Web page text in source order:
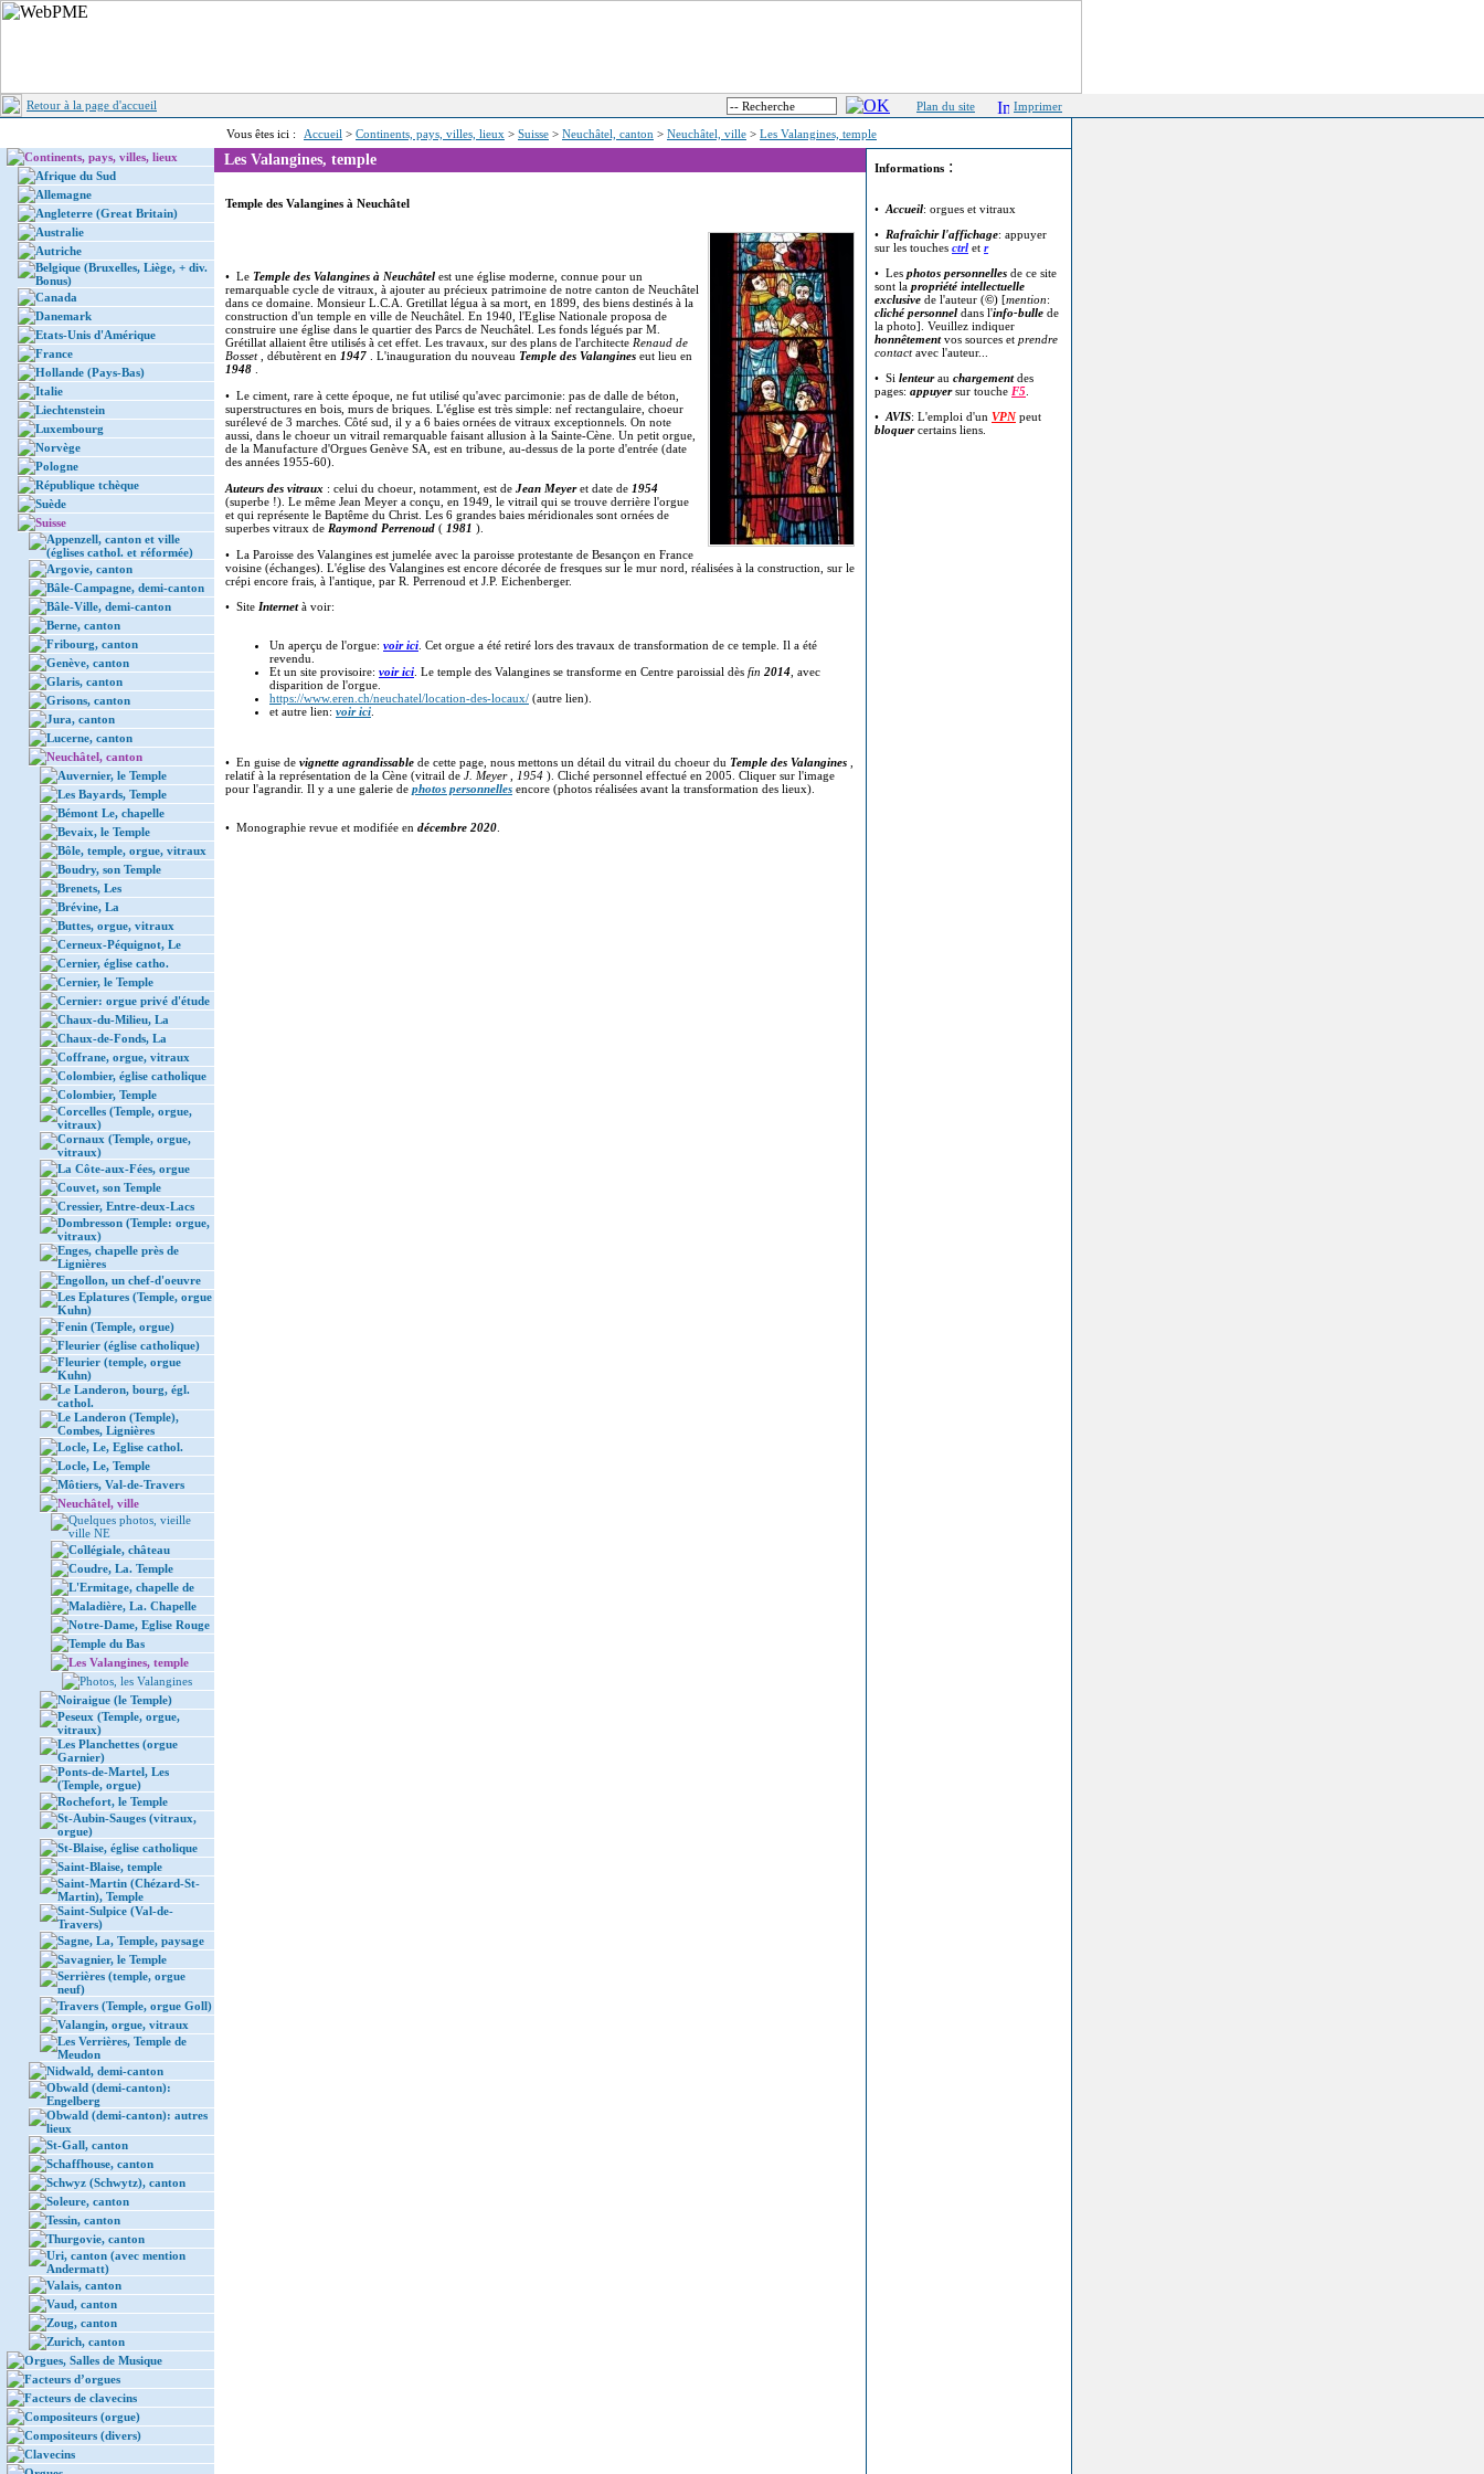
Retour à la page d'accueil Plan du site Imprimer
Vous êtes ici : Accueil > Continents, pays, villes, lieux > Suisse > Neuchâtel, canton > Neuchâtel, ville > Les Valangines, temple
Continents, pays, villes, lieux
Afrique du Sud
Allemagne
Angleterre (Great Britain)
Australie
Autriche
Belgique (Bruxelles, Liège, + div.
Bonus)
Canada
Danemark
Etats-Unis d'Amérique
France
Hollande (Pays-Bas)
Italie
Liechtenstein
Luxembourg
Norvège
Pologne
République tchèque
Suède
Suisse
Appenzell, canton et ville
(églises cathol. et réformée)
Argovie, canton
Bâle-Campagne, demi-canton
Bâle-Ville, demi-canton
Berne, canton
Fribourg, canton
Genève, canton
Glaris, canton
Grisons, canton
Jura, canton
Lucerne, canton
Neuchâtel, canton
Auvernier, le Temple
Les Bayards, Temple
Bémont Le, chapelle
Bevaix, le Temple
Bôle, temple, orgue, vitraux
Boudry, son Temple
Brenets, Les
Brévine, La
Buttes, orgue, vitraux
Cerneux-Péquignot, Le
Cernier, église catho.
Cernier, le Temple
Cernier: orgue privé d'étude
Chaux-du-Milieu, La
Chaux-de-Fonds, La
Coffrane, orgue, vitraux
Colombier, église catholique
Colombier, Temple
Corcelles (Temple, orgue,
vitraux)
Cornaux (Temple, orgue,
vitraux)
La Côte-aux-Fées, orgue
Couvet, son Temple
Cressier, Entre-deux-Lacs
Dombresson (Temple: orgue,
vitraux)
Enges, chapelle près de
Lignières
Engollon, un chef-d'oeuvre
Les Eplatures (Temple, orgue
Kuhn)
Fenin (Temple, orgue)
Fleurier (église catholique)
Fleurier (temple, orgue
Kuhn)
Le Landeron, bourg, égl.
cathol.
Le Landeron (Temple),
Combes, Lignières
Locle, Le, Eglise cathol.
Locle, Le, Temple
Môtiers, Val-de-Travers
Neuchâtel, ville
Quelques photos, vieille
ville NE
Collégiale, château
Coudre, La. Temple
L'Ermitage, chapelle de
Maladière, La. Chapelle
Notre-Dame, Eglise Rouge
Temple du Bas
Les Valangines, temple
Photos, les Valangines
Noiraigue (le Temple)
Peseux (Temple, orgue,
vitraux)
Les Planchettes (orgue
Garnier)
Ponts-de-Martel, Les
(Temple, orgue)
Rochefort, le Temple
St-Aubin-Sauges (vitraux,
orgue)
St-Blaise, église catholique
Saint-Blaise, temple
Saint-Martin (Chézard-St-
Martin), Temple
Saint-Sulpice (Val-de-
Travers)
Sagne, La, Temple, paysage
Savagnier, le Temple
Serrières (temple, orgue
neuf)
Travers (Temple, orgue Goll)
Valangin, orgue, vitraux
Les Verrières, Temple de
Meudon
Nidwald, demi-canton
Obwald (demi-canton):
Engelberg
Obwald (demi-canton): autres
lieux
St-Gall, canton
Schaffhouse, canton
Schwyz (Schwytz), canton
Soleure, canton
Tessin, canton
Thurgovie, canton
Uri, canton (avec mention
Andermatt)
Valais, canton
Vaud, canton
Zoug, canton
Zurich, canton
Orgues, Salles de Musique
Facteurs d’orgues
Facteurs de clavecins
Compositeurs (orgue)
Compositeurs (divers)
Clavecins
Les Valangines, temple
Temple des Valangines à Neuchâtel
• Le Temple des Valangines à Neuchâtel est une église moderne, connue pour un
remarquable cycle de vitraux, à ajouter au précieux patrimoine de notre canton de Neuchâtel
dans ce domaine. Monsieur L.C.A. Gretillat légua à sa mort, en 1899, des biens destinés à la
construction d'un temple en ville de Neuchâtel. En 1940, l'Eglise Nationale proposa de
construire une église dans le quartier des Parcs de Neuchâtel. Les fonds légués par M.
Grétillat allaient être utilisés à cet effet. Les travaux, sur des plans de l'architecte Renaud de
Bosset, débutèrent en 1947 . L'inauguration du nouveau Temple des Valangines eut lieu en
1948
• Le ciment, rare à cette époque, ne fut utilisé qu'avec parcimonie: pas de dalle de béton,
superstructures en bois, murs de briques. L'église est très simple: nef rectangulaire, choeur
surélevé de 3 marches. Côté sud, il y a 6 baies ornées de vitraux exceptionnels. On note
aussi, dans le choeur un vitrail remarquable faisant allusion à la Sainte-Cène. Un petit orgue,
de la Manufacture d'Orgues Genève SA, est en tribune, au-dessus de la porte d'entrée (date
des années 1955-60).
Auteurs des vitraux : celui du choeur, notamment, est de Jean Meyer et date de 1954
(superbe !). Le même Jean Meyer a conçu, en 1949, le vitrail qui se trouve derrière l'orgue
et qui représente le Baptême du Christ. Les 6 grandes baies méridionales sont ornées de
superbes vitraux de Raymond Perrenoud ( 1981 ).
• La Paroisse des Valangines est jumelée avec la paroisse protestante de Besançon en France
voisine (échanges). L'église des Valangines est encore décorée de fresques sur le mur nord, réalisées à la construction, sur le
crépi encore frais, à l'antique, par R. Perrenoud et J.P. Eichenberger.
• Site Internet à voir:
Un aperçu de l'orgue: voir ici . Cet orgue a été retiré lors des travaux de transformation de ce temple. Il a été
revendu.
Et un site provisoire: voir ici . Le temple des Valangines se transforme en Centre paroissial dès fin 2014 , avec
disparition de l'orgue.
https://www.eren.ch/neuchatel/location-des-locaux/ (autre lien).
et autre lien: voir ici
• En guise de vignette agrandissable de cette page, nous mettons un détail du vitrail du choeur du Temple des Valangines
relatif à la représentation de la Cène (vitrail de J. Meyer, 1954 ). Cliché personnel effectué en 2005. Cliquer sur l'image
pour l'agrandir. Il y a une galerie de photos personnelles encore (photos réalisées avant la transformation des lieux).
• Monographie revue et modifiée en décembre 2020
Informations :
• Accueil: orgues et vitraux
• Rafraîchir l'affichage: appuyer
sur les touches ctrl et r
• Les photos personnelles de ce site
sont la propriété intellectuelle
exclusive de l'auteur (©) [mention:
cliché personnel dans l'info-bulle de
la photo]. Veuillez indiquer
honnêtementvos sources et prendre
contactavec l'auteur...
• Si lenteurau chargementdes
pages: appuyersur touche F5
• AVIS: L'emploi d'un VPNpeut
bloquercertains liens.